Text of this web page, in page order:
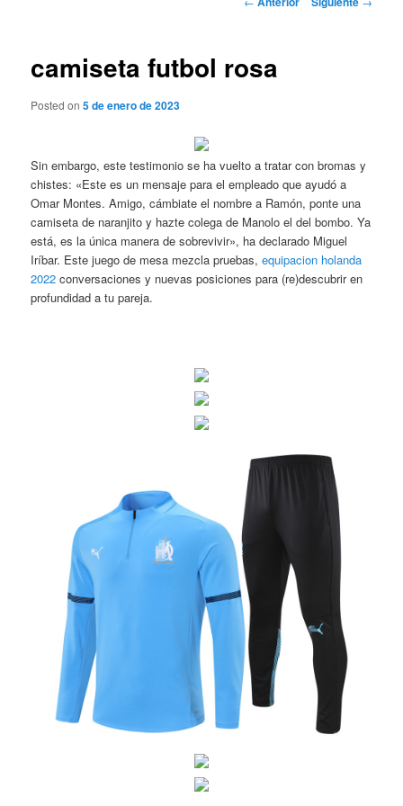
camiseta futbol rosa
Posted on5 de enero de 2023
Sin embargo, este testimonio se ha vuelto a tratar con bromas y
chistes: «Este es un mensaje para el empleado que ayudó a
Omar Montes. Amigo, cámbiate el nombre a Ramón, ponte una
camiseta de naranjito y hazte colega de Manolo el del bombo. Ya
está, es la única manera de sobrevivir», ha declarado Miguel
Iríbar. Este juego de mesa mezcla pruebas,equipacion holanda
2022 conversaciones y nuevas posiciones para (re)descubrir en
profundidad a tu pareja.